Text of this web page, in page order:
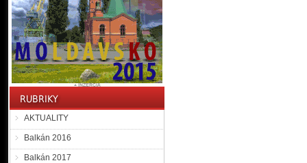
AKTUALITY
Balkán 2016
Balkán 2017